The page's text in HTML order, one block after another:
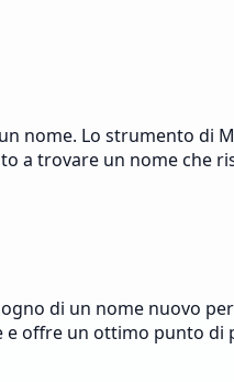
nome. Lo strumento di
a trovare un nome che
di un nome nuovo
offre un ottimo punto